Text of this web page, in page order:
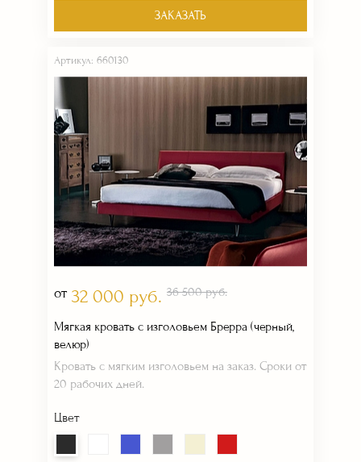
ЗАКАЗАТЬ
Артикул: 660130
от 32 000 руб. 36 500 руб.
Мягкая кровать с изголовьем Брерра (черный,
велюр)
Кровать с мягким изголовьем на заказ. Сроки от
20 рабочих дней.
Цвет